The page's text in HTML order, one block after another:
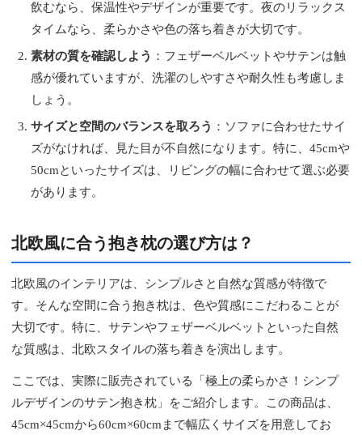
飲むなら、保温性やデザインが重要です。夜のリラックス
タイムなら、柔らかさや色の落ち着きが大切です。
素材の質を確認しよう ：フェザーベルベットやサテンは触
感が優れていますが、洗濯のしやすさや耐久性も考慮しま
しょう。
サイズと空間のバランスを取ろう ：ソファに合わせたサイ
ズがなければ、見た目が不自然になります。特に、45cmや
50cmといったサイズは、リビングの幅に合わせて選ぶ必要
があります。
北欧風に合う抱き枕の選び方は？
北欧風のインテリアは、シンプルさと自然な質感が特徴で
す。そんな空間に合う抱き枕は、色や質感にこだわることが
大切です。特に、サテンやフェザーベルベットといった自然
な質感は、北欧スタイルの落ち着きを演出します。
ここでは、実際に販売されている「極上の柔らかさ！シンプ
ルデザインのサテン抱き枕」をご紹介します。この商品は、
45cm×45cmから60cm×60cmまで幅広くサイズを用意してお